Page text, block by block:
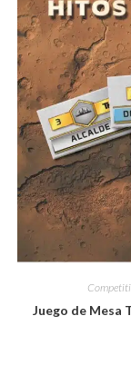
Juego de Mesa